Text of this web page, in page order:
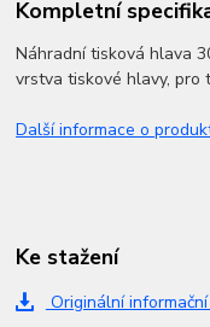
Kompletní
Náhradní tisková hlava
vrstva tiskové hlavy, pro
Další informace o
Ke stažení
Originální